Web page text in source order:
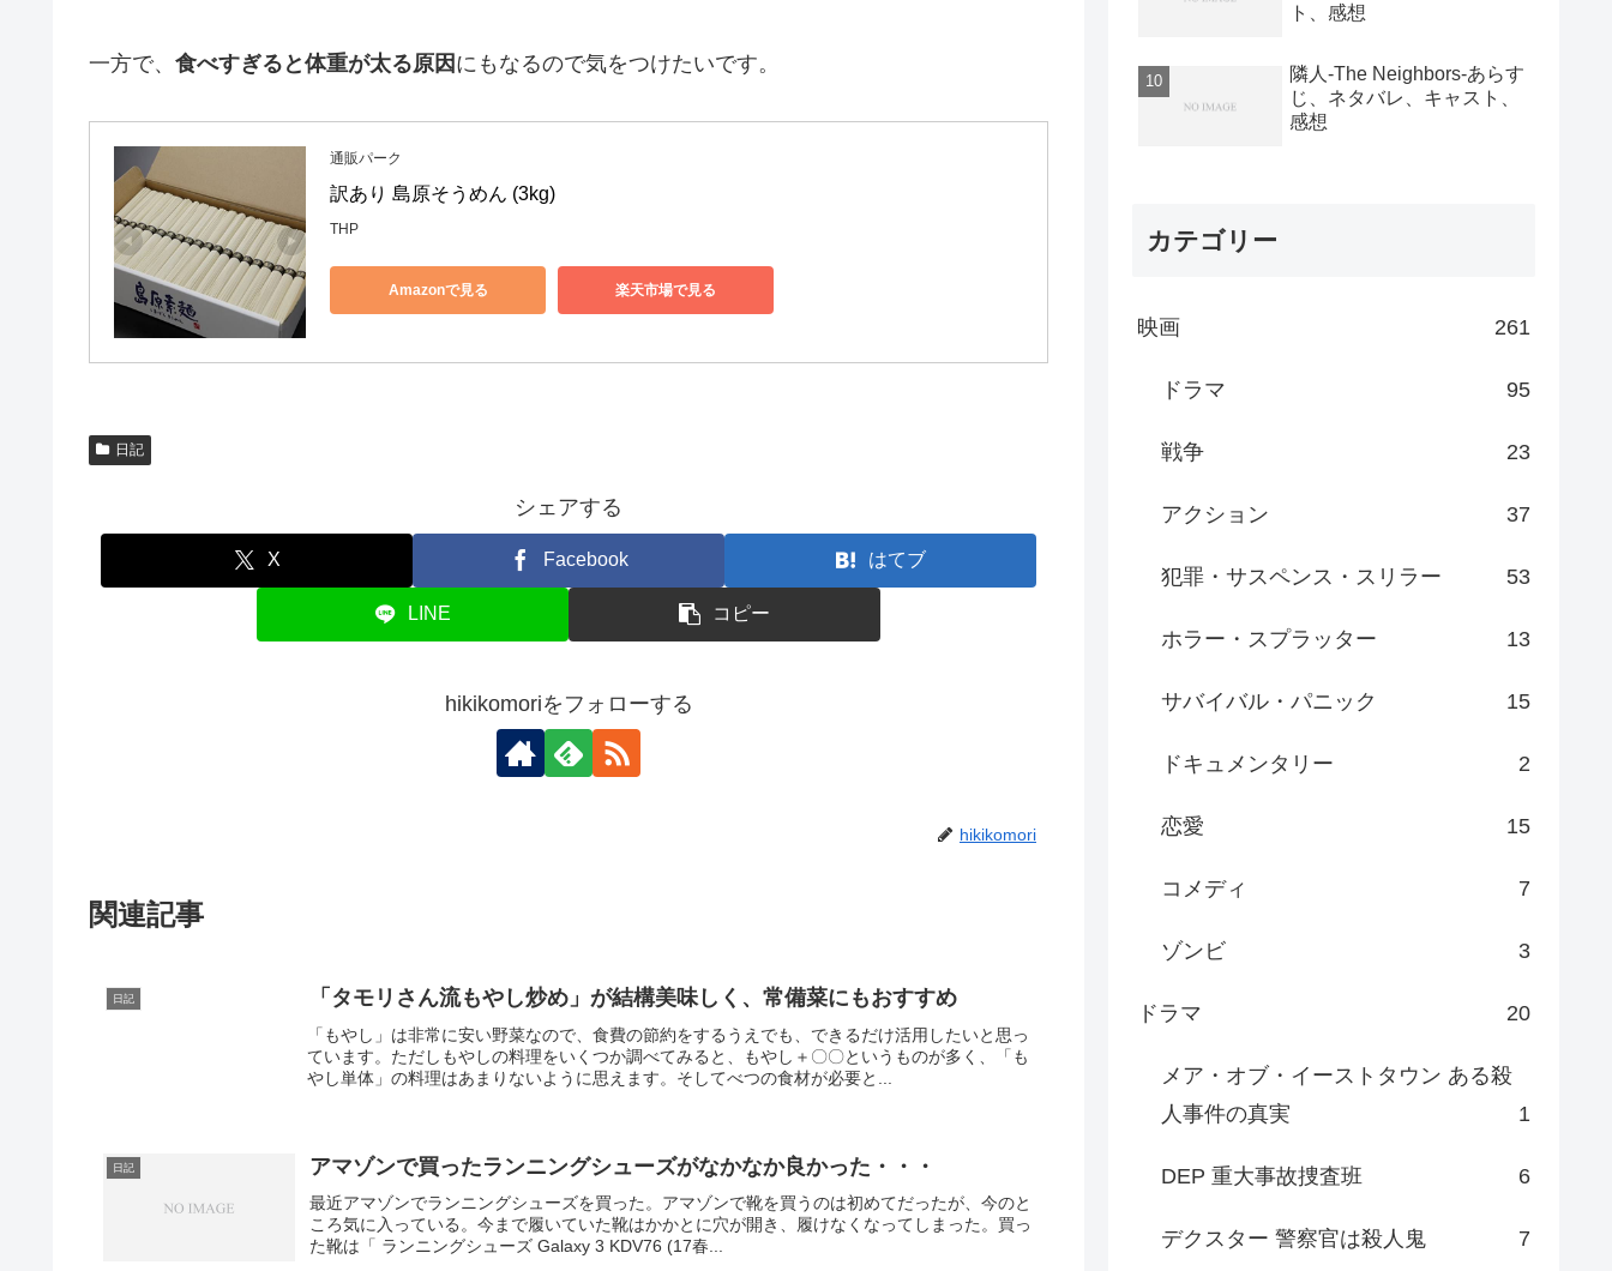
一方で、 食べすぎると体重が太る原因 にもなるので気をつけたいです。
通販パーク
訳あり 島原そうめん (3kg)
THP
Amazonで見る 楽天市場で見る
日記
シェアする
X Facebook はてブ
LINE コピー
hikikomoriをフォローする
hikikomori
関連記事
日記 「タモリさん流もやし炒め」が結構美味しく、常備菜にもおすすめ
「もやし」は非常に安い野菜なので、食費の節約をするうえでも、できるだけ活用したいと思っ
ています。ただしもやしの料理をいくつか調べてみると、もやし＋〇〇というものが多く、「も
やし単体」の料理はあまりないように思えます。そしてべつの食材が必要と...
日記 アマゾンで買ったランニングシューズがなかなか良かった・・・
最近アマゾンでランニングシューズを買った。アマゾンで靴を買うのは初めてだったが、今のと
ころ気に入っている。今まで履いていた靴はかかとに穴が開き、履けなくなってしまった。買っ
た靴は「 ランニングシューズ Galaxy 3 KDV76 (17春...
ト、感想
隣人-The Neighbors-あらす
じ、ネタバレ、キャスト、
感想
カテゴリー
映画 261
ドラマ 95
戦争 23
アクション 37
犯罪・サスペンス・スリラー 53
ホラー・スプラッター 13
サバイバル・パニック 15
ドキュメンタリー 2
恋愛 15
コメディ 7
ゾンビ 3
ドラマ 20
メア・オブ・イーストタウン ある殺
人事件の真実
1
DEP 重大事故捜査班 6
デクスター 警察官は殺人鬼 7